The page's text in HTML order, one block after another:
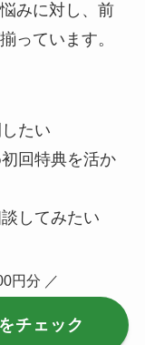
みに対し、前
っています。
たい
回特典を活か
してみたい
円分 ／
チェック